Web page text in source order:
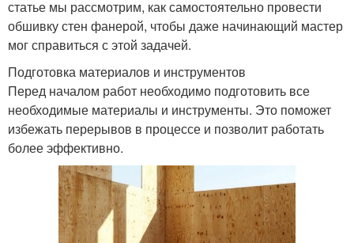
статье мы рассмотрим, как самостоятельно провести
обшивку стен фанерой, чтобы даже начинающий мастер
мог справиться с этой задачей.
Подготовка материалов и инструментов
Перед началом работ необходимо подготовить все
необходимые материалы и инструменты. Это поможет
избежать перерывов в процессе и позволит работать
более эффективно.